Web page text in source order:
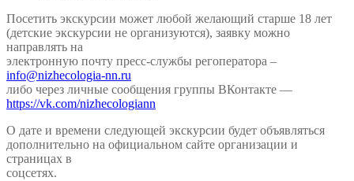
Посетить экскурсии может любой желающий старше 18 лет
(детские экскурсии не организуются), заявку можно
направлять на
электронную почту пресс-службы регоператора –
info@nizhecologia-nn.ru
либо через личные сообщения группы ВКонтакте —
https://vk.com/nizhecologiann
О дате и времени следующей экскурсии будет объявляться
дополнительно на официальном сайте организации и
страницах в
соцсетях.